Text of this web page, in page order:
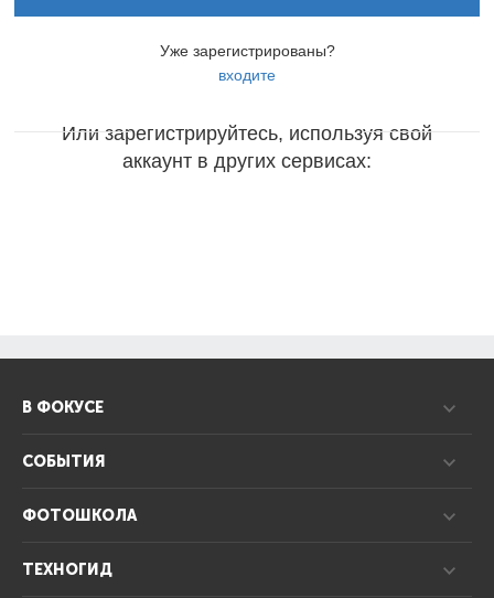
Уже зарегистрированы?
входите
Или зарегистрируйтесь, используя свой
аккаунт в других сервисах:
В ФОКУСЕ
СОБЫТИЯ
ФОТОШКОЛА
ТЕХНОГИД